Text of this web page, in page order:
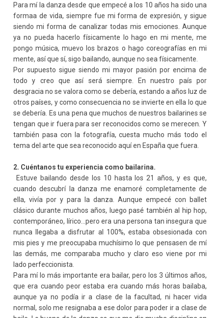
Para mí la danza desde que empecé a los 10 años ha sido una
formaa de vida, siempre fue mi forma de expresión, y sigue
siendo mi forma de canalizar todas mis emociones. Aunque
ya no pueda hacerlo físicamente lo hago en mi mente, me
pongo música, muevo los brazos o hago coreografías en mi
mente, así que sí, sigo bailando, aunque no sea físicamente.
Por supuesto sigue siendo mi mayor pasión por encima de
todo y creo que así será siempre. En nuestro país por
desgracia no se valora como se debería, estando a años luz de
otros países, y como consecuencia no se invierte en ella lo que
se debería. Es una pena que muchos de nuestros bailarines se
tengan que ir fuera para ser reconocidos como se merecen. Y
también pasa con la fotografía, cuesta mucho más todo el
tema del arte que sea reconocido aquí en España que fuera.
2. Cuéntanos tu experiencia como bailarina.
Estuve bailando desde los 10 hasta los 21 años, y es que,
cuando descubrí la danza me enamoré completamente de
ella, vivía por y para la danza. Aunque empecé con ballet
clásico durante muchos años, luego pasé también al hip hop,
contemporáneo, lírico...pero era una persona tan insegura que
nunca llegaba a disfrutar al 100%, estaba obsesionada con
mis pies y me preocupaba muchísimo lo que pensasen de mí
las demás, me comparaba mucho y claro eso viene por mi
lado perfeccionista.
Para mí lo más importante era bailar, pero los 3 últimos años,
que era cuando peor estaba era cuando más horas bailaba,
aunque ya no podía ir a clase de la facultad, ni hacer vida
normal, solo me resignaba a ese dolor para poder ir a clase de